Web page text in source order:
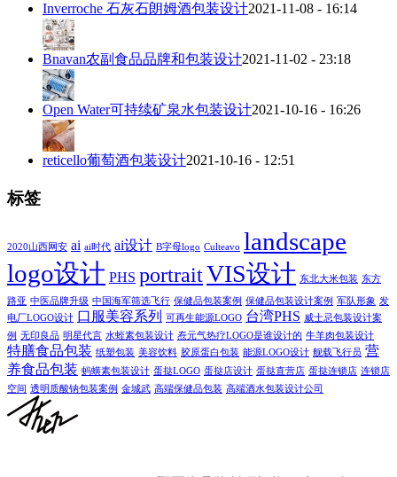
Inverroche 石灰石朗姆酒包装设计2021-11-08 - 16:14
Bnavan农副食品品牌和包装设计2021-11-02 - 23:18
Open Water可持续矿泉水包装设计2021-10-16 - 16:26
reticello葡萄酒包装设计2021-10-16 - 12:51
标签
2020山西网安 ai ai时代 ai设计 B字母logo Culteavo landscape
logo设计 PHS portraitVIS设计 东北大米包装 东方
路亚 中医品牌升级 中国海军筛选飞行 保健品包装案例 保健品包装设计案例 军队形象 发
电厂LOGO设计 口服美容系列 可再生能源LOGO 台湾PHS 威士忌包装设计案
例 无印良品 明星代言 水蛭素包装设计 焘元气热疗LOGO是谁设计的 牛羊肉包装设计
特膳食品包装 纸塑包装 美容饮料 胶原蛋白包装 能源LOGO设计 舰载飞行员 营
养食品包装 蚂蟥素包装设计 蛋挞LOGO 蛋挞店设计 蛋挞直营店 蛋挞连锁店 连锁店
空间 透明质酸钠包装案例 金城武 高端保健品包装 高端酒水包装设计公司